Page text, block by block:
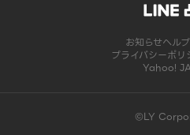
お知らせヘルプ
プライバシーポリ
Yahoo!
©LY